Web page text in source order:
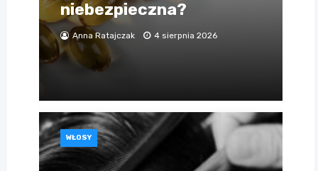
niebezpieczna?
Anna Ratajczak 4 sierpnia 2026
WŁOSY